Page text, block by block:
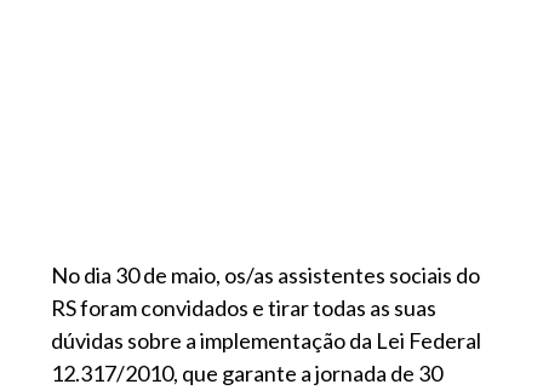
No dia 30 de maio, os/as assistentes sociais do
RS foram convidados e tirar todas as suas
dúvidas sobre a implementação da Lei Federal
12.317/2010, que garante a jornada de 30